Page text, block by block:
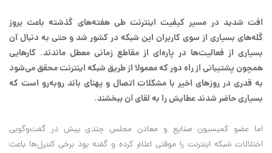
افت شدید در مسیر کیفیت اینترنت طی هفته‌های گذشته باعث بروز
گله‌های بسیاری از سوی کاربران این شبکه در کشور شد و حتی به دنبال آن
بسیاری از فعالیت‌ها در پاره‌ای از مقاطع زمانی معطل ماندند. کارهایی
همچون پشتیبانی از راه دور که معمولا از طریق شبکه اینترنت محقق می‌شود
به قدری در روزهای اخیر با مشکلات اتصال و پهنای باند روبه‌رو است که
بسیاری حاضر شدند عطایش را به لقای آن ببخشند.
اما عضو کمیسیون صنایع و ‌معادن مجلس چندی پیش در گفت‌وگویی
اختلالات شبکه اینترنت را موقتی اعلام کرده و گفته بود برخی کنترل‌ها باعث